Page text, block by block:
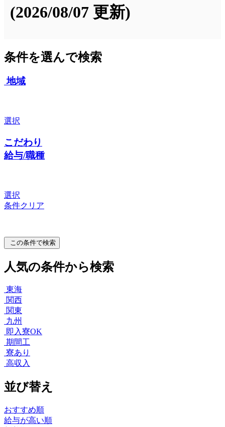
(2026/08/07 更新)
条件を選んで検索
地域
選択
こだわり
給与/職種
選択
条件クリア
この条件で検索
人気の条件から検索
東海
関西
関東
九州
即入寮OK
期間工
寮あり
高収入
並び替え
おすすめ順
給与が高い順